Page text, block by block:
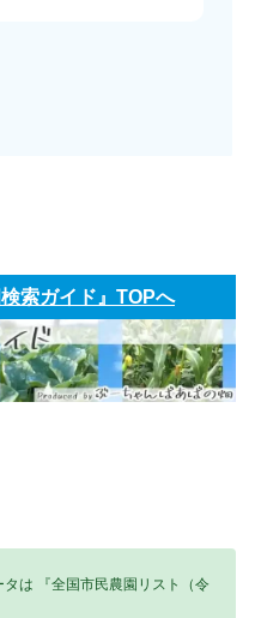
索ガイド』TOPへ
は 『全国市民農園リスト（令